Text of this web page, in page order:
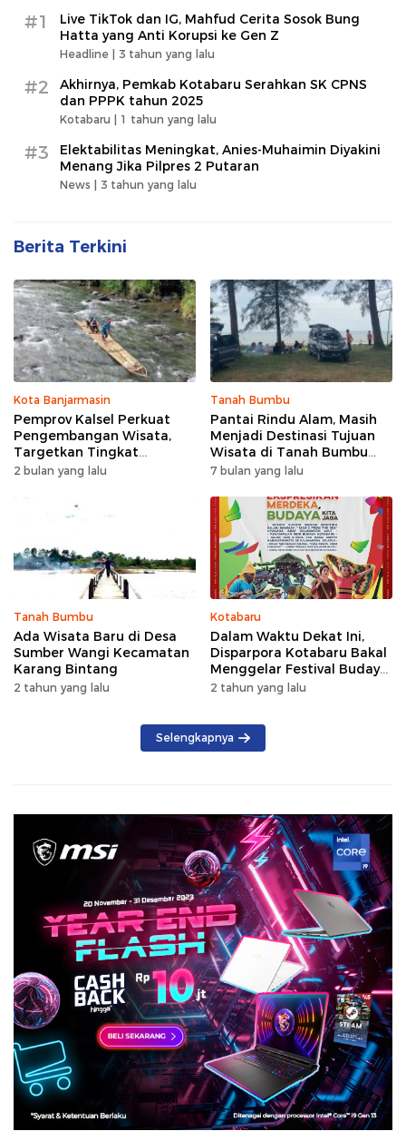
#1
Live TikTok dan IG, Mahfud Cerita Sosok Bung
Hatta yang Anti Korupsi ke Gen Z
Headline | 3 tahun yang lalu
#2
Akhirnya, Pemkab Kotabaru Serahkan SK CPNS
dan PPPK tahun 2025
Kotabaru | 1 tahun yang lalu
#3
Elektabilitas Meningkat, Anies-Muhaimin Diyakini
Menang Jika Pilpres 2 Putaran
News | 3 tahun yang lalu
Berita Terkini
Kota Banjarmasin
Pemprov Kalsel Perkuat
Pengembangan Wisata,
Targetkan Tingkat
Kunjungan Naik 5 Persen di
2 bulan yang lalu
Tanah Bumbu
Pantai Rindu Alam, Masih
Menjadi Destinasi Tujuan
Wisata di Tanah Bumbu
dengan Rindangnya Pohon
7 bulan yang lalu
Tanah Bumbu
Ada Wisata Baru di Desa
Sumber Wangi Kecamatan
Karang Bintang
2 tahun yang lalu
Kotabaru
Dalam Waktu Dekat Ini,
Disparpora Kotabaru Bakal
Menggelar Festival Budaya
Saijaan 2024
2 tahun yang lalu
Selengkapnya